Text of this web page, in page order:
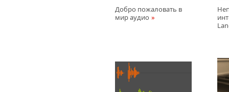
Добро пожаловать в
мир аудио